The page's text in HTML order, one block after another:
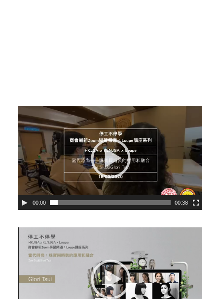
Player
00:00 00:38
Player